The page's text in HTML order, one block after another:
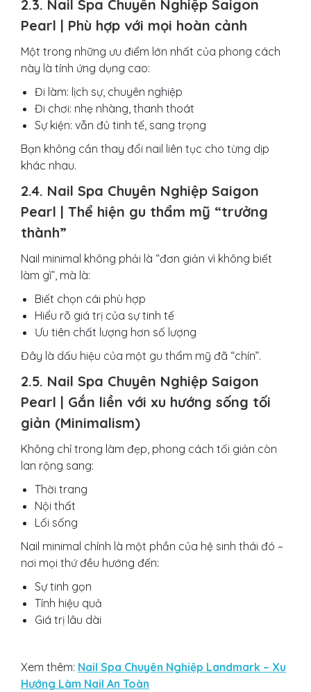
2.3. Nail Spa Chuyên Nghiệp Saigon
Pearl | Phù hợp với mọi hoàn cảnh
Một trong những ưu điểm lớn nhất của phong cách
này là tính ứng dụng cao:
Đi làm: lịch sự, chuyên nghiệp
Đi chơi: nhẹ nhàng, thanh thoát
Sự kiện: vẫn đủ tinh tế, sang trọng
Bạn không cần thay đổi nail liên tục cho từng dịp
khác nhau.
2.4. Nail Spa Chuyên Nghiệp Saigon
Pearl | Thể hiện gu thẩm mỹ “trưởng
thành”
Nail minimal không phải là “đơn giản vì không biết
làm gì”, mà là:
Biết chọn cái phù hợp
Hiểu rõ giá trị của sự tinh tế
Ưu tiên chất lượng hơn số lượng
Đây là dấu hiệu của một gu thẩm mỹ đã “chín”.
2.5. Nail Spa Chuyên Nghiệp Saigon
Pearl | Gắn liền với xu hướng sống tối
giản (Minimalism)
Không chỉ trong làm đẹp, phong cách tối giản còn
lan rộng sang:
Thời trang
Nội thất
Lối sống
Nail minimal chính là một phần của hệ sinh thái đó –
nơi mọi thứ đều hướng đến:
Sự tinh gọn
Tính hiệu quả
Giá trị lâu dài
Xem thêm: Nail Spa Chuyên Nghiệp Landmark – Xu
Hướng Làm Nail An Toàn